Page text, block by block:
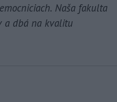
Naša fakulta
a dbá na kvalitu